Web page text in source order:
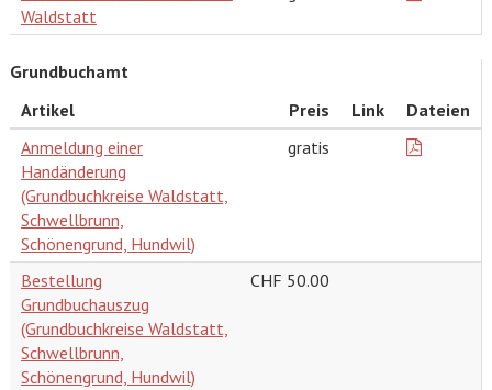
Waldstatt
Grundbuchamt
Artikel
Preis Link
Dateien
Anmeldung einer
Handänderung
(Grundbuchkreise Waldstatt,
Schwellbrunn,
Schönengrund, Hundwil)
gratis
Bestellung
Grundbuchauszug
(Grundbuchkreise Waldstatt,
Schwellbrunn,
Schönengrund, Hundwil)
CHF 50.00